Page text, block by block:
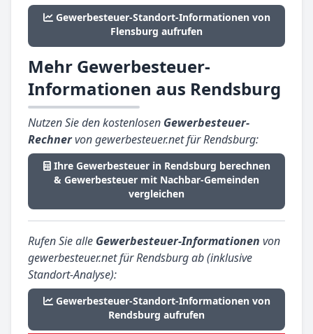
Gewerbesteuer-Standort-Informationen von
Flensburg aufrufen
Mehr Gewerbesteuer-
Informationen aus Rendsburg
Nutzen Sie den kostenlosen Gewerbesteuer-
Rechnervon gewerbesteuer.net für Rendsburg:
Ihre Gewerbesteuer in Rendsburg berechnen
& Gewerbesteuer mit Nachbar-Gemeinden
vergleichen
Rufen Sie alle Gewerbesteuer-Informationen von
gewerbesteuer.net für Rendsburg ab (inklusive
Standort-Analyse):
Gewerbesteuer-Standort-Informationen von
Rendsburg aufrufen